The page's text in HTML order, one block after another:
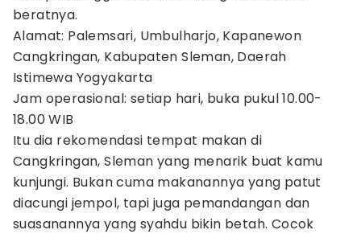
beratnya.
Alamat: Palemsari, Umbulharjo, Kapanewon
Cangkringan, Kabupaten Sleman, Daerah
Istimewa Yogyakarta
Jam operasional: setiap hari, buka pukul 10.00-
18.00 WIB
Itu dia rekomendasi tempat makan di
Cangkringan, Sleman yang menarik buat kamu
kunjungi. Bukan cuma makanannya yang patut
diacungi jempol, tapi juga pemandangan dan
suasanannya yang syahdu bikin betah. Cocok